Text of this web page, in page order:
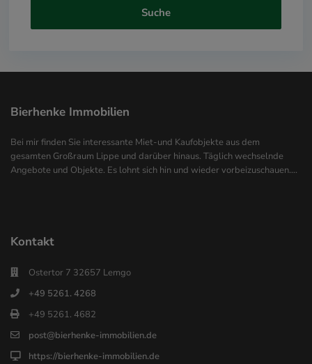
Suche
Bierhenke Immobilien
Bei mir finden Sie interessante Miet-und Kaufobjekte aus dem
gesamten Großraum Lippe und darüber hinaus. Täglich wechselnde
Angebote und Objekte. Es lohnt sich hin und wieder vorbeizuschauen….
Kontakt
Ostertor 7 32657 Lemgo
+49 5261. 4268
+49 5261. 4682
post@bierhenke-immobilien.de
https://bierhenke-immobilien.de